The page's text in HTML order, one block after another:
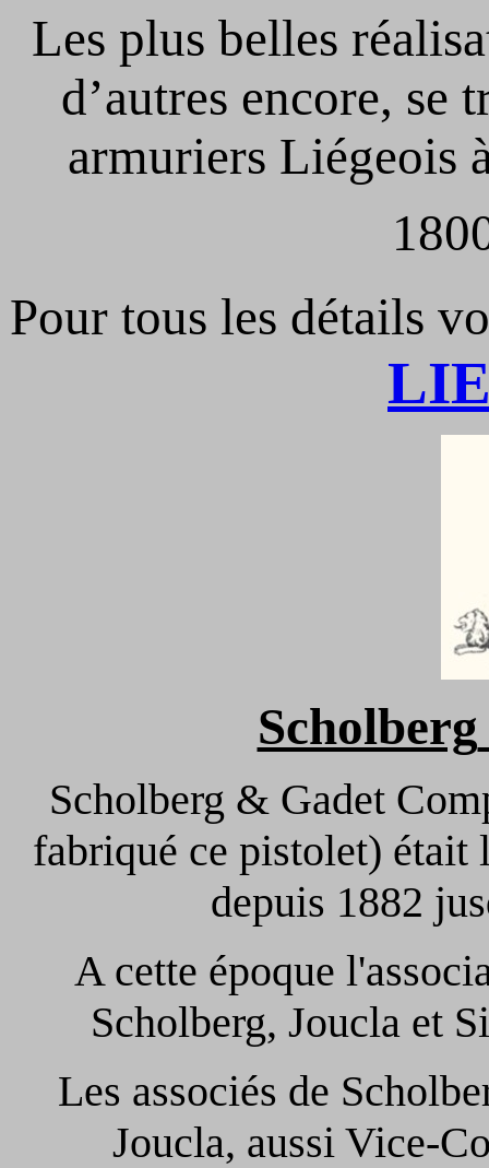
Les plus belles
d’autres encore,
armuriers Liégeois
Pour tous les détails
Scholberg
Scholberg & Gadet
fabriqué ce pistolet) était
depuis 1882
A cette époque
Scholberg, Joucla et
Les associés de
Joucla, aussi Vice-